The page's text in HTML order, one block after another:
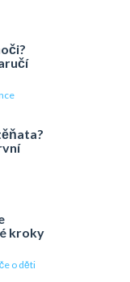
kroky
o děti